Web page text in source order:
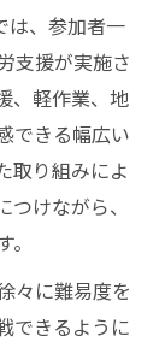
は、参加者一
支援が実施さ
、軽作業、地
できる幅広い
取り組みによ
けながら、
々に難易度を
できるように